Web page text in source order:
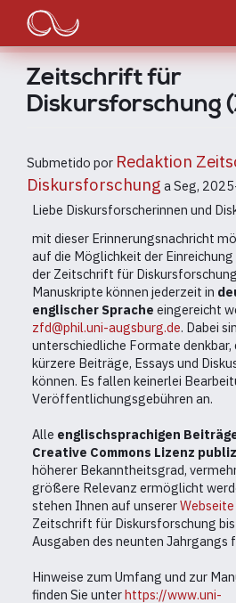
Passar
o
conteúdo
principal
Main
navigation
Zeitschrift für
Diskursforschung
Submetido por Redaktion
Diskursforschung aSeg,
Liebe Diskursforscherinnen und
mit dieser Erinnerungsnachricht
auf die Möglichkeit der
der Zeitschrift für
Manuskripte können jederzeit in
englischer Sprache eingereicht
zfd@phil.uni-augsburg.de. Dabei
unterschiedliche Formate denkbar,
kürzere Beiträge, Essays und
können. Es fallen keinerlei
Veröffentlichungsgebühren an.
Alle englischsprachigen
Creative Commons Lizenz
höherer Bekanntheitsgrad,
größere Relevanz ermöglicht
stehen Ihnen auf unsererWebseite
Zeitschrift für Diskursforschung
Ausgaben des neunten Jahrgangs
Hinweise zum Umfang und zur
finden Sie unterhttps://www.uni-